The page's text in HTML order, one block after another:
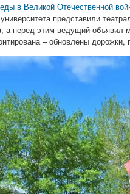
в Великой Отечественной
университета представили
, а перед этим ведущий объявил
– обновлены